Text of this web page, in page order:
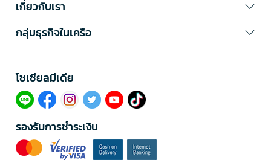
เกี่ยวกับเรา
กลุ่มธุรกิจในเครือ
โซเซียลมีเดีย​
รองรับการชำระเงิน